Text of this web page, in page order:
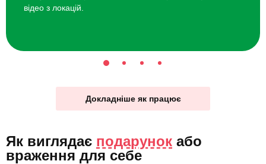
відео з локацій.
Докладніше як працює
Як виглядає подарунок або
враження для себе